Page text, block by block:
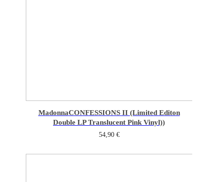
MadonnaCONFESSIONS II (Limited Editon
Double LP Translucent Pink Vinyl))
54,90 €